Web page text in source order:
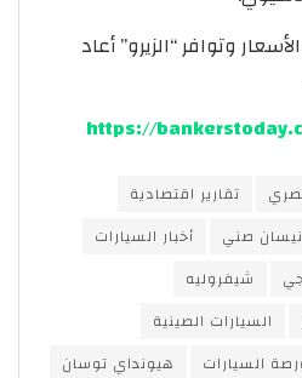
وتوافر “الزيرو” أعاد
https://
تقارير اقتصادية
نيسان صني
أخبار السيارات
شيفروليه
السيارات الصينية
السيارات
هيونداي توسان